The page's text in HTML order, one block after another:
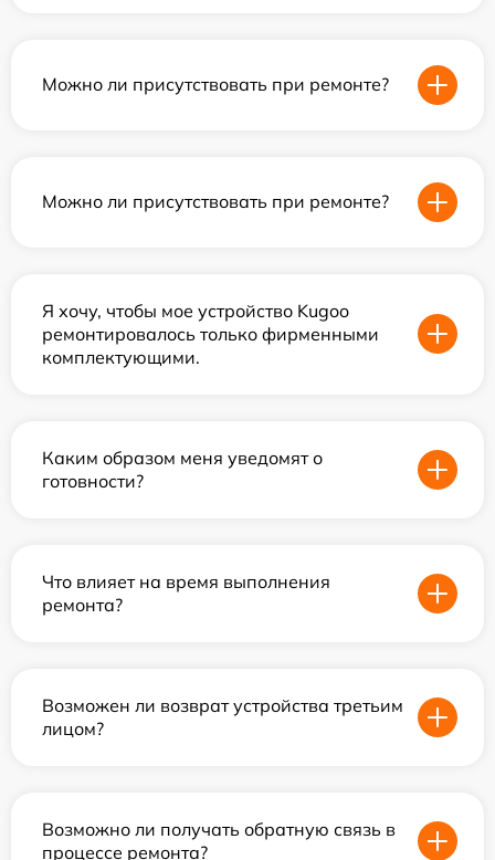
Можно ли присутствовать при ремонте?
Можно ли присутствовать при ремонте?
Я хочу, чтобы мое устройство Kugoo
ремонтировалось только фирменными
комплектующими.
Каким образом меня уведомят о
готовности?
Что влияет на время выполнения
ремонта?
Возможен ли возврат устройства третьим
лицом?
Возможно ли получать обратную связь в
процессе ремонта?